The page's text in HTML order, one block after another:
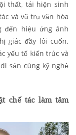
thất, tái hiện sinh
và vũ trụ văn hóa
đến hiệu ứng ánh
giác đầy lôi cuốn.
yếu tố kiến trúc và
sản cùng kỹ nghệ
chế tác làm tâm